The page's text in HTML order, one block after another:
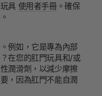
具 使用者手冊。確保
例如，它是專為內部
在您的肛門玩具和/或
潤滑劑，以減少摩擦
，因為肛門不能自潤